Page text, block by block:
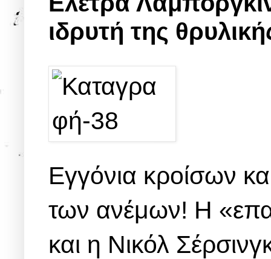
ιδρυτή της
Eγγόνια κροίσων
των ανέμων! Η
και η Νικόλ